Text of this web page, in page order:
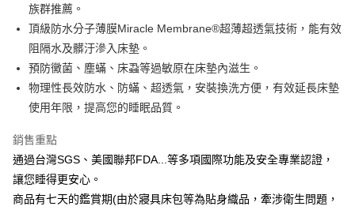
2.付款方式選擇「大哥付你分期」，訂單成立後會自動跳轉到大哥付的交易
流程，驗證手機門號後，選擇欲分期的期數、繳款截止日，確認付款後即完
3.實際核准額度、可分期數及費用金額請依後續交易確認頁面所載為準。
4.訂單成立30分鐘內，如未前往確認交易或遇審核未通過，訂單將自動取
消。如遇「轉專審核」未通過狀況，表示未達大哥付你分期系統評分，恕無
法說明評估內容。
【繳款方式說明】
醒簡訊。
2.透過簡訊連結打開帳單後，可選擇「超商條碼／台灣大直營門市／銀行轉
帳／街口支付／iPASS MONEY」等通路繳費。
【注意事項】
相關說明
【關於「AFTEE先享後付」】
AFTEE先享後付是「在收到商品之後才付款」的支付方式。 讓您購物簡單
便利好安心！
１．簡單：不需註冊會員、不需綁卡、不需儲值。
２．便利：只要手機號碼，簡訊認證，即可結帳。
３．安心：先確認商品／服務後，再付款。
１．於結帳方式選擇「AFTEE先享後付」後，將跳轉至「AFTEE先享後付」
結帳頁面，進行簡訊認證並確認金額後，即可完成結帳。
２．訂單成立數日內，您將收到繳費通知簡訊。
３．收到繳費通知簡訊後14天內，點擊此簡訊中的連結，可透過四大超商／
ATM／網路銀行／等多元方式進行付款，方視為交易完成。
ATM付款
運送方式
➤一般商品『宅配寄送』：1.車趟為週一至六 2.無組裝，只送至一
免運費
族群推薦。
頂級防水分子薄膜Miracle Membrane®超薄超透氣技術，能有效
阻隔水及髒汙滲入床墊。
預防黴菌、塵蟎、床蝨等過敏原在床墊內滋生。
物理性長效防水、防蟎、超透氣，安裝換洗方便，有效延長床墊
使用年限，提高您的睡眠品質。
銷售重點
通過台灣SGS、美國聯邦FDA...等多項國際功能及安全專業認證，
讓您睡得更安心。
商品有七天的鑑賞期(由於寢具床包等為貼身織品，牽涉衛生問題，